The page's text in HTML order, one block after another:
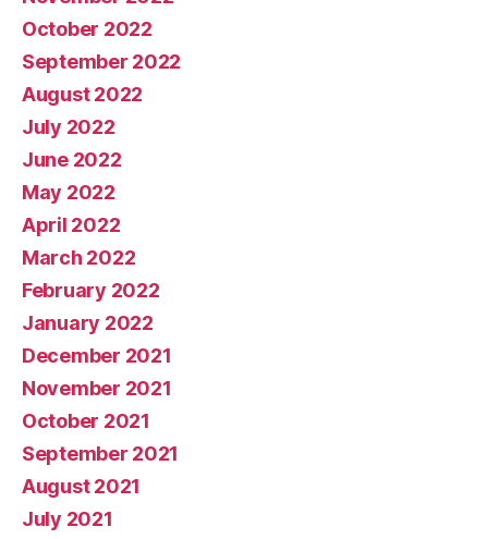
October 2022
September 2022
August 2022
July 2022
June 2022
May 2022
April 2022
March 2022
February 2022
January 2022
December 2021
November 2021
October 2021
September 2021
August 2021
July 2021